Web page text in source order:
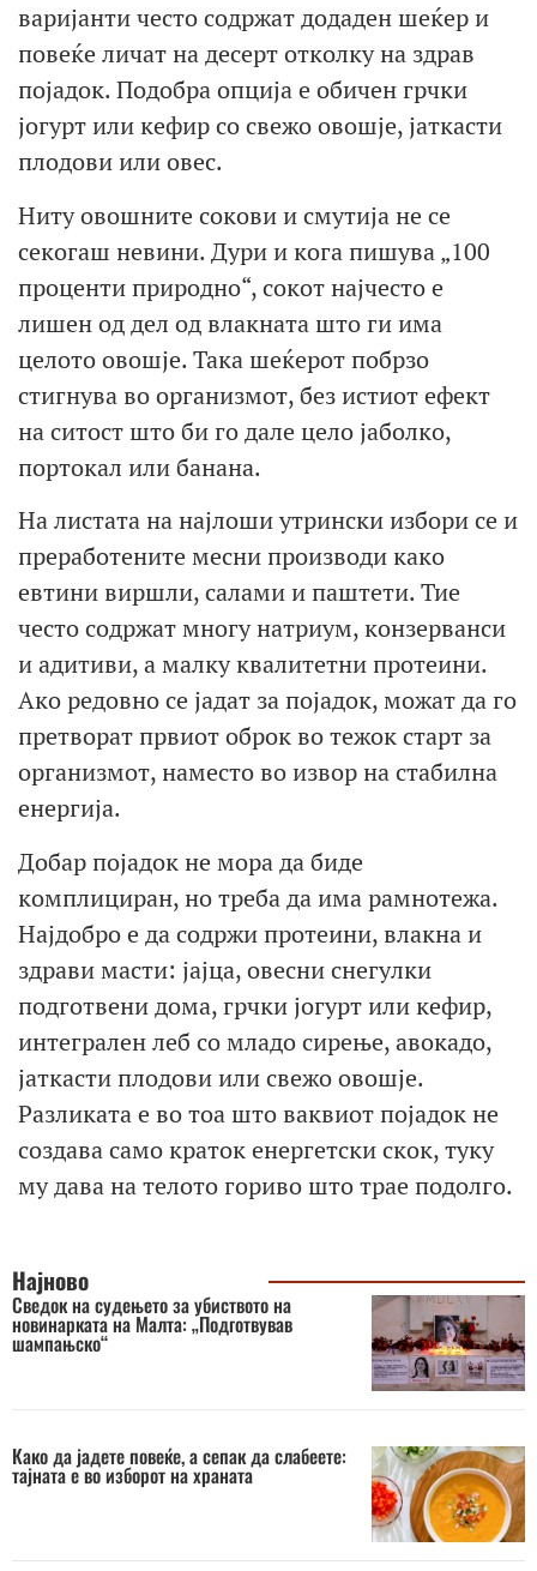
варијанти често содржат додаден шеќер и
повеќе личат на десерт отколку на здрав
појадок. Подобра опција е обичен грчки
јогурт или кефир со свежо овошје, јаткасти
плодови или овес.
Ниту овошните сокови и смутија не се
секогаш невини. Дури и кога пишува „100
проценти природно“, сокот најчесто е
лишен од дел од влакната што ги има
целото овошје. Така шеќерот побрзо
стигнува во организмот, без истиот ефект
на ситост што би го дале цело јаболко,
портокал или банана.
На листата на најлоши утрински избори се и
преработените месни производи како
евтини виршли, салами и паштети. Тие
често содржат многу натриум, конзерванси
и адитиви, а малку квалитетни протеини.
Ако редовно се јадат за појадок, можат да го
претворат првиот оброк во тежок старт за
организмот, наместо во извор на стабилна
енергија.
Добар појадок не мора да биде
комплициран, но треба да има рамнотежа.
Најдобро е да содржи протеини, влакна и
здрави масти: јајца, овесни снегулки
подготвени дома, грчки јогурт или кефир,
интегрален леб со младо сирење, авокадо,
јаткасти плодови или свежо овошје.
Разликата е во тоа што ваквиот појадок не
создава само краток енергетски скок, туку
му дава на телото гориво што трае подолго.
Најново
Сведок на судењето за убиството на
новинарката на Малта: „Подготвував
шампањско“
Како да јадете повеќе, а сепак да слабеете:
тајната е во изборот на храната